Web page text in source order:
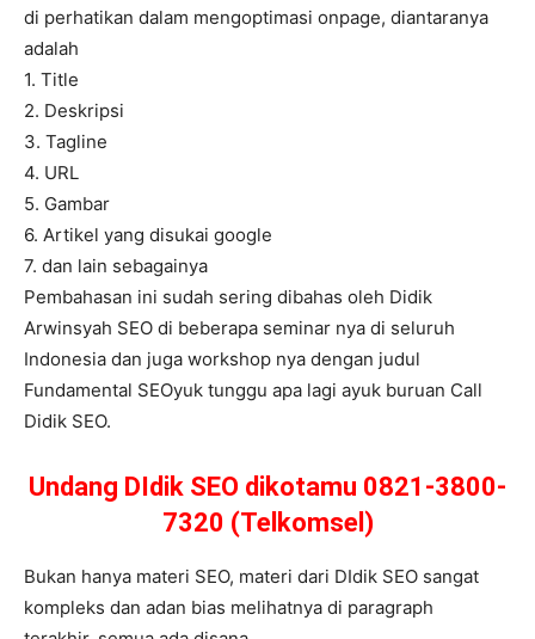
di perhatikan dalam mengoptimasi onpage, diantaranya
adalah
1. Title
2. Deskripsi
3. Tagline
4. URL
5. Gambar
6. Artikel yang disukai google
7. dan lain sebagainya
Pembahasan ini sudah sering dibahas oleh Didik
Arwinsyah SEO di beberapa seminar nya di seluruh
Indonesia dan juga workshop nya dengan judul
Fundamental SEOyuk tunggu apa lagi ayuk buruan Call
Didik SEO.
Undang DIdik SEO dikotamu 0821-3800-
7320 (Telkomsel)
Bukan hanya materi SEO, materi dari DIdik SEO sangat
kompleks dan adan bias melihatnya di paragraph